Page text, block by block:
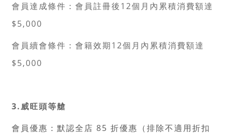
會員達成條件：會員註冊後12個月內累積消費額達
$5,000
會員續會條件：會籍效期12個月內累積消費額達
$5,000
3.威旺頭等艙
會員優惠：默認全店 85 折優惠（排除不適用折扣